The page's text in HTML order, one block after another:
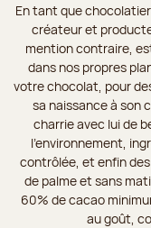
En tant que
créateur et
mention contraire,
dans nos propres
votre chocolat, pour
sa naissance à son
charrie avec lui de
l’environnement,
contrôlée, et enfin
de palme et sans
60% de cacao
au goût,